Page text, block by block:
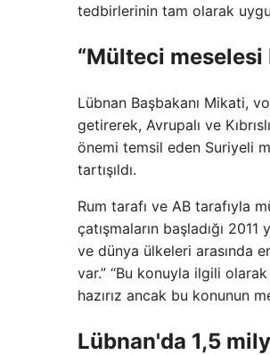
tedbirlerinin tam olarak
“Mülteci meselesi
Lübnan Başbakanı Mikati,
getirerek, Avrupalı ​​ve
önemi temsil eden Suriyeli
tartışıldı.
Rum tarafı ve AB tarafıyla
çatışmaların başladığı
ve dünya ülkeleri arasında
var.” “Bu konuyla ilgili
hazırız ancak bu konunun
Lübnan'da 1,5